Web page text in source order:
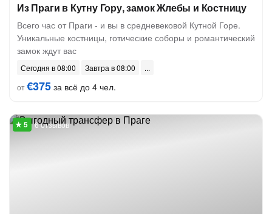
Из Праги в Кутну Гору, замок Жлебы и Костницу
Всего час от Праги - и вы в средневековой Кутной Горе.
Уникальные костницы, готические соборы и романтический
замок ждут вас
Сегодня в 08:00
Завтра в 08:00
от€375 за всё до 4 чел.
6 отзывов